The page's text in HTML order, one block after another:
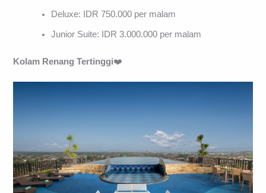
Deluxe: IDR 750.000 per malam
Junior Suite: IDR 3.000.000 per malam
Kolam Renang Tertinggi❤️